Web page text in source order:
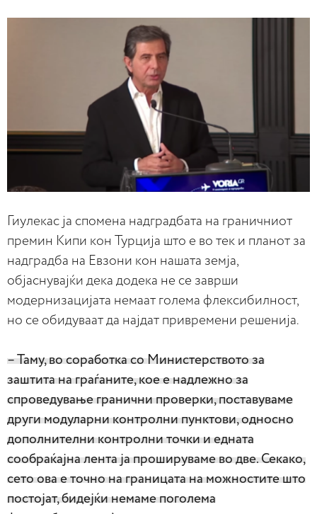
Гиулекас ја спомена надградбата на граничниот
премин Кипи кон Турција што е во тек и планот за
надградба на Евзони кон нашата земја,
објаснувајќи дека додека не се заврши
модернизацијата немаат голема флексибилност,
но се обидуваат да најдат привремени решенија.
– Таму, во соработка со Министерството за
заштита на граѓаните, кое е надлежно за
спроведување гранични проверки, поставуваме
други модуларни контролни пунктови, односно
дополнителни контролни точки и едната
сообраќајна лента ја прошируваме во две. Секако,
сето ова е точно на границата на можностите што
постојат, бидејќи немаме поголема